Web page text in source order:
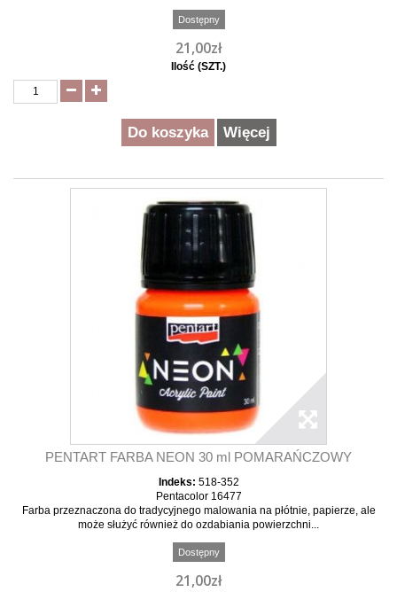
Dostępny
21,00zł
Ilość (SZT.)
Do koszyka Więcej
PENTART FARBA NEON 30 ml POMARAŃCZOWY
Indeks: 518-352
Pentacolor 16477
Farba przeznaczona do tradycyjnego malowania na płótnie, papierze, ale
może służyć również do ozdabiania powierzchni...
Dostępny
21,00zł